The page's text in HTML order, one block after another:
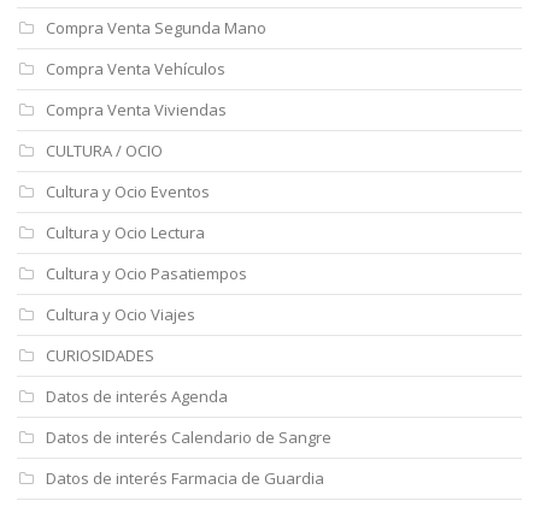
Compra Venta Segunda Mano
Compra Venta Vehículos
Compra Venta Viviendas
CULTURA / OCIO
Cultura y Ocio Eventos
Cultura y Ocio Lectura
Cultura y Ocio Pasatiempos
Cultura y Ocio Viajes
CURIOSIDADES
Datos de interés Agenda
Datos de interés Calendario de Sangre
Datos de interés Farmacia de Guardia